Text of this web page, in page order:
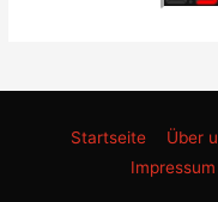
Startseite Über
Impressum